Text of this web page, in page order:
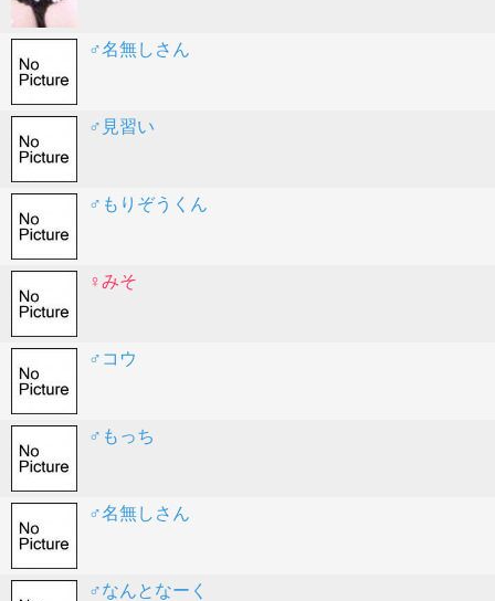
♂名無しさん
♂見習い
♂もりぞうくん
♀みそ
♂コウ
♂もっち
♂名無しさん
♂なんとなーく